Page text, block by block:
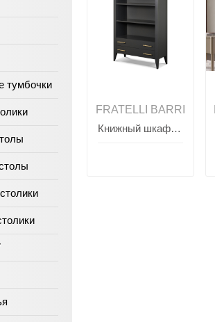
тумбочки
FRATELLI BARRI
Книжный шкаф SALERNO, FRATELLI BARRI